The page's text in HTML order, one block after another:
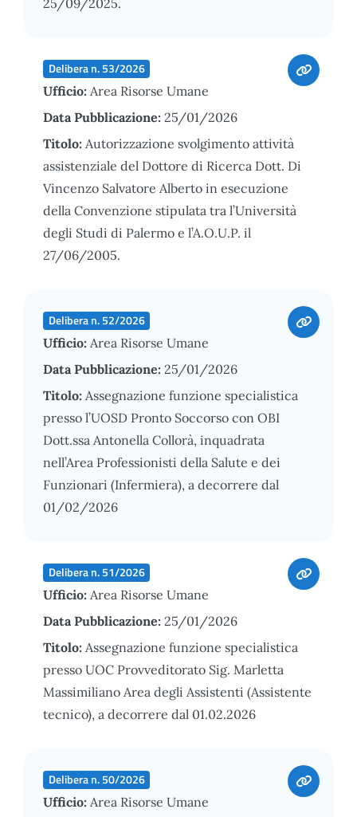
Delibera n. 53/2026
Ufficio: Area Risorse Umane
Data Pubblicazione: 25/01/2026
Titolo: Autorizzazione svolgimento attività
assistenziale del Dottore di Ricerca Dott. Di
Vincenzo Salvatore Alberto in esecuzione
della Convenzione stipulata tra l’Università
degli Studi di Palermo e l’A.O.U.P. il
27/06/2005.
Delibera n. 52/2026
Ufficio: Area Risorse Umane
Data Pubblicazione: 25/01/2026
Titolo: Assegnazione funzione specialistica
presso l’UOSD Pronto Soccorso con OBI
Dott.ssa Antonella Collorà, inquadrata
nell’Area Professionisti della Salute e dei
Funzionari (Infermiera), a decorrere dal
01/02/2026
Delibera n. 51/2026
Ufficio: Area Risorse Umane
Data Pubblicazione: 25/01/2026
Titolo: Assegnazione funzione specialistica
presso UOC Provveditorato Sig. Marletta
Massimiliano Area degli Assistenti (Assistente
tecnico), a decorrere dal 01.02.2026
Delibera n. 50/2026
Ufficio: Area Risorse Umane